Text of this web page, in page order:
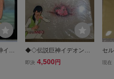
イデ
◆◇伝説巨神イデオン
アニメ セル画 当時
即決 4,500 円
セ
ラ
現在